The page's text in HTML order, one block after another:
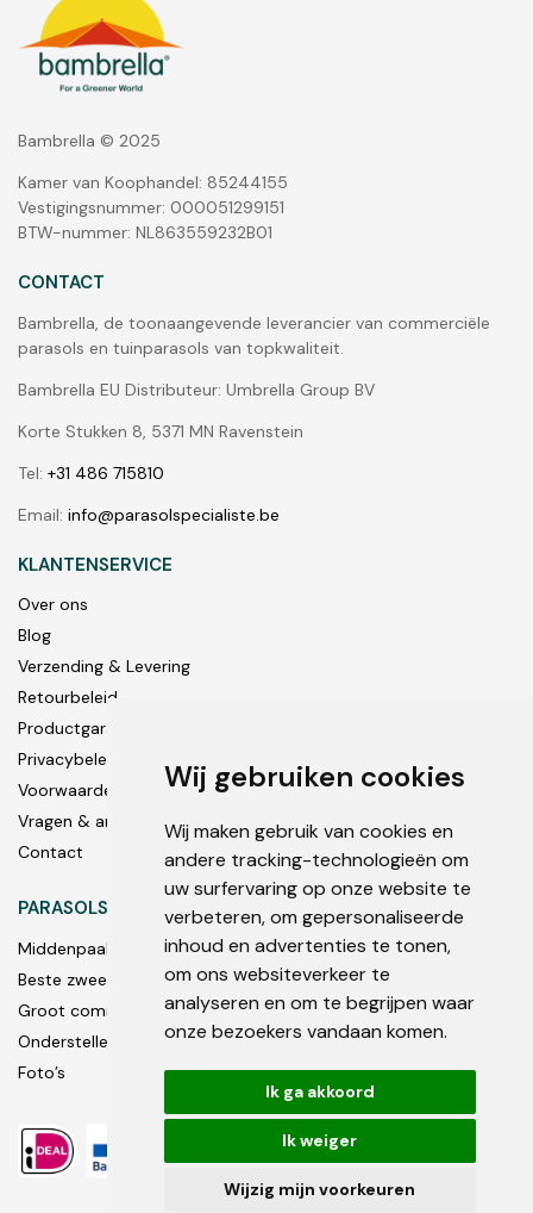
Wij gebruiken cookies
Wij maken gebruik van cookies en
andere tracking-technologieën om
uw surfervaring op onze website te
verbeteren, om gepersonaliseerde
inhoud en advertenties te tonen,
om ons websiteverkeer te
analyseren en om te begrijpen waar
onze bezoekers vandaan komen.
Ik ga akkoord
Ik weiger
Wijzig mijn voorkeuren
Bambrella © 2025
Kamer van Koophandel: 85244155
Vestigingsnummer: 000051299151
BTW-nummer: NL863559232B01
CONTACT
Bambrella, de toonaangevende leverancier van commerciële
parasols en tuinparasols van topkwaliteit.
Bambrella EU Distributeur: Umbrella Group BV
Korte Stukken 8, 5371 MN Ravenstein
Tel: +31 486 715810
Email: info@parasolspecialiste.be
KLANTENSERVICE
Over ons
Blog
Verzending & Levering
Retourbeleid
Productgarantie
Privacybeleid
Voorwaarden
Vragen & antwoorden
Contact
PARASOLS
Middenpaal
Beste zweef parasols
Groot commercieel
Onderstellen en accessoires
Foto’s